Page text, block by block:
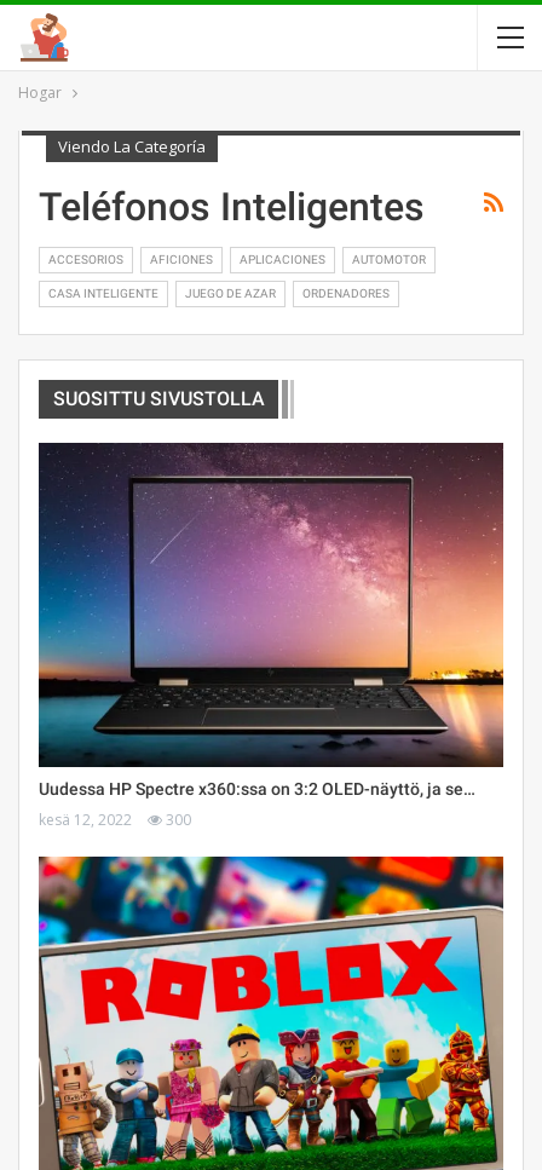
Hogar
Viendo La Categoría
Teléfonos Inteligentes
ACCESORIOS AFICIONES APLICACIONES AUTOMOTOR
CASA INTELIGENTE JUEGO DE AZAR ORDENADORES
SUOSITTU SIVUSTOLLA
Uudessa HP Spectre x360:ssa on 3:2 OLED-näyttö, ja se…
kesä 12, 2022 300